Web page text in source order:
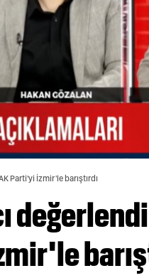
Parti'yi İzmir'le barıştırdı